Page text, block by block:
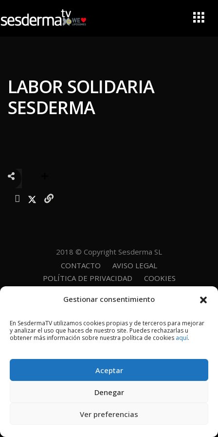
Gestionar consentimiento
En SesdermaTV utilizamos cookies propias y de terceros para mejorar
y analizar el uso que haces de nuestro site. Puedes rechazarlas u
obtener más información sobre nuestra política de cookies aquí.
Aceptar
Denegar
Ver preferencias
LABOR SOLIDARIA
SESDERMA
2018 © Copyright Sesderma SL
CONTACTO
AVISO LEGAL
POLÍTICA DE PRIVACIDAD
COOKIES